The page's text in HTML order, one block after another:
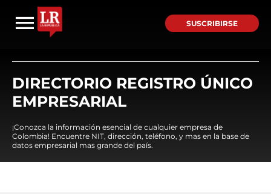
SUSCRIBIRSE
DIRECTORIO REGISTRO ÚNICO
EMPRESARIAL
¡Conozca la información esencial de cualquier empresa de
Colombia! Encuentre NIT, dirección, teléfono, y mas en la base de
datos empresarial mas grande del país.